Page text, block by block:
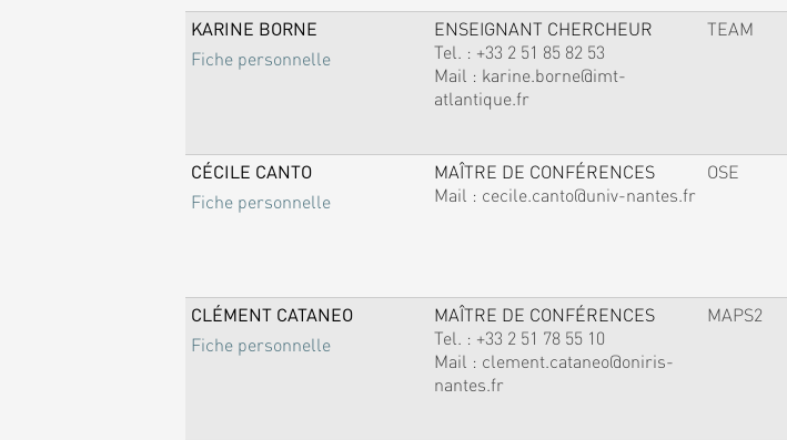
KARINE BORNE
Fiche personnelle
ENSEIGNANT CHERCHEUR
Tel. : +33 2 51 85 82 53
Mail : karine.borne@imt-
atlantique.fr
TEAM
CÉCILE CANTO
Fiche personnelle
MAÎTRE DE CONFÉRENCES
Mail : cecile.canto@univ-nantes.fr
OSE
CLÉMENT CATANEO
Fiche personnelle
MAÎTRE DE CONFÉRENCES
Tel. : +33 2 51 78 55 10
Mail : clement.cataneo@oniris-
nantes.fr
MAPS2